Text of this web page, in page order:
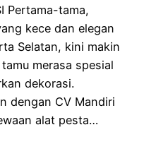
Pertama-tama,
kece dan elegan
Selatan, kini makin
merasa spesial
dekorasi.
dengan CV Mandiri
alat pesta…